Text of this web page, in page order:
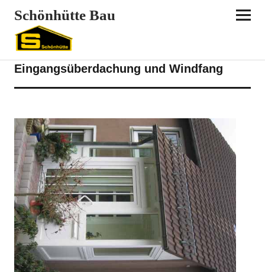
Schönhütte Bau
REFERENZEN
Eingangsüberdachung und Windfang